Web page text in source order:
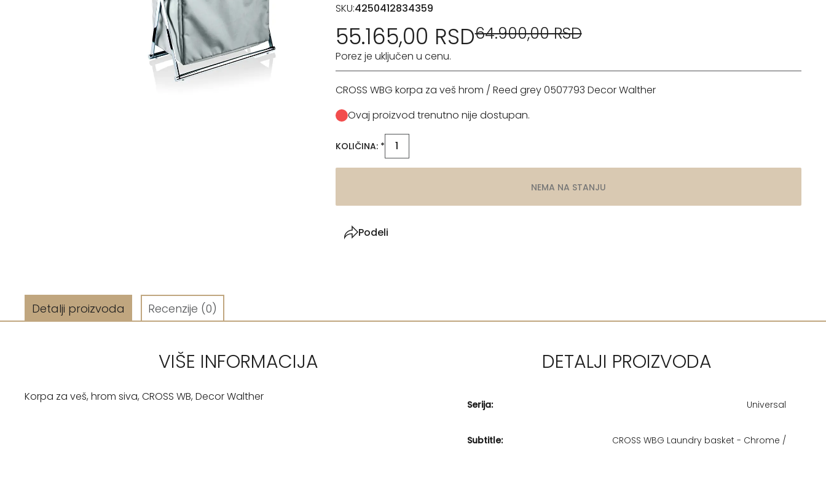
SKU:4250412834359
55.165,00 RSD64.900,00 RSD
Porez je uključen u cenu.
CROSS WBG korpa za veš hrom / Reed grey 0507793 Decor Walther
Ovaj proizvod trenutno nije dostupan.
KOLIČINA: *
NEMA NA STANJU
Podeli
Detalji proizvoda Recenzije (0)
VIŠE INFORMACIJA
Korpa za veš, hrom siva, CROSS WB, Decor Walther
DETALJI PROIZVODA
Serija: Universal
Subtitle: CROSS WBG Laundry basket - Chrome /